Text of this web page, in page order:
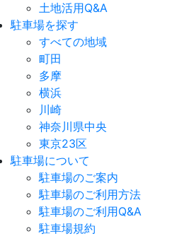
土地活用Q&A
駐車場を探す
すべての地域
町田
多摩
横浜
川崎
神奈川県中央
東京23区
駐車場について
駐車場のご案内
駐車場のご利用方法
駐車場のご利用Q&A
駐車場規約